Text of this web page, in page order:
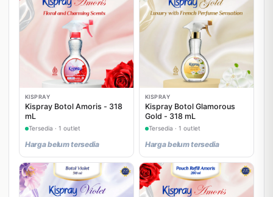
KISPRAY
Kispray Botol Amoris - 318
mL
Tersedia · 1 outlet
Harga belum tersedia
KISPRAY
Kispray Botol Glamorous
Gold - 318 mL
Tersedia · 1 outlet
Harga belum tersedia